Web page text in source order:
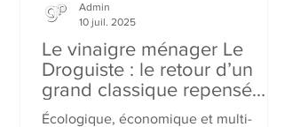
Le vinaigre ménager Le
Droguiste : le retour d’un
grand classique repensé
pour les grands-parents !
Écologique, économique et multi-
Admin
10 juil. 2025